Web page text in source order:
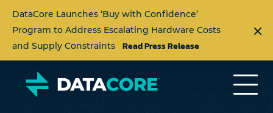
DataCore Launches ‘Buy with Confidence’
Program to Address Escalating Hardware Costs
and Supply Constraints
Read Press Release